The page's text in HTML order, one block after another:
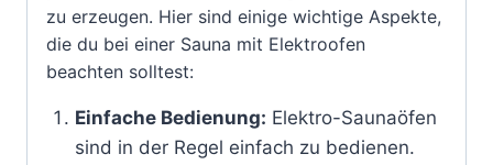
zu erzeugen. Hier sind einige wichtige Aspekte,
die du bei einer Sauna mit Elektroofen
beachten solltest:
Einfache Bedienung: Elektro-Saunaöfen
sind in der Regel einfach zu bedienen.